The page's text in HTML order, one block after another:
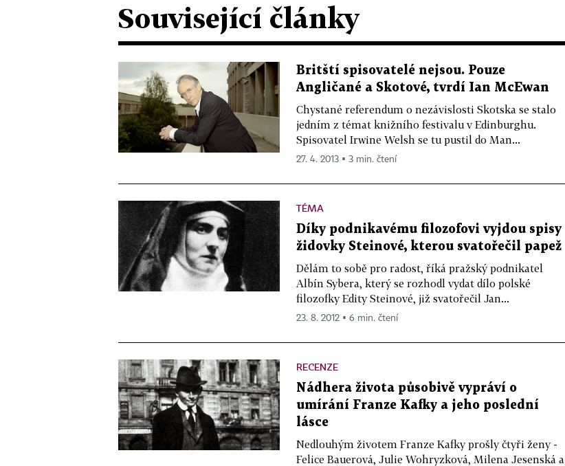
Související články
Britští spisovatelé nejsou. Pouze
Angličané a Skotové, tvrdí Ian McEwan
Chystané referendum o nezávislosti Skotska se stalo
jedním z témat knižního festivalu v Edinburghu.
Spisovatel Irwine Welsh se tu pustil do Man...
27. 4. 2013 ▪ 3 min. čtení
TÉMA
Díky podnikavému filozofovi vyjdou spisy
židovky Steinové, kterou svatořečil papež
Dělám to sobě pro radost, říká pražský podnikatel
Albín Sybera, který se rozhodl vydat dílo polské
filozofky Edity Steinové, již svatořečil Jan...
23. 8. 2012 ▪ 6 min. čtení
RECENZE
Nádhera života působivě vypráví o
umírání Franze Kafky a jeho poslední
lásce
Nedlouhým životem Franze Kafky prošly čtyři ženy -
Felice Bauerová, Julie Wohryzková, Milena Jesenská a